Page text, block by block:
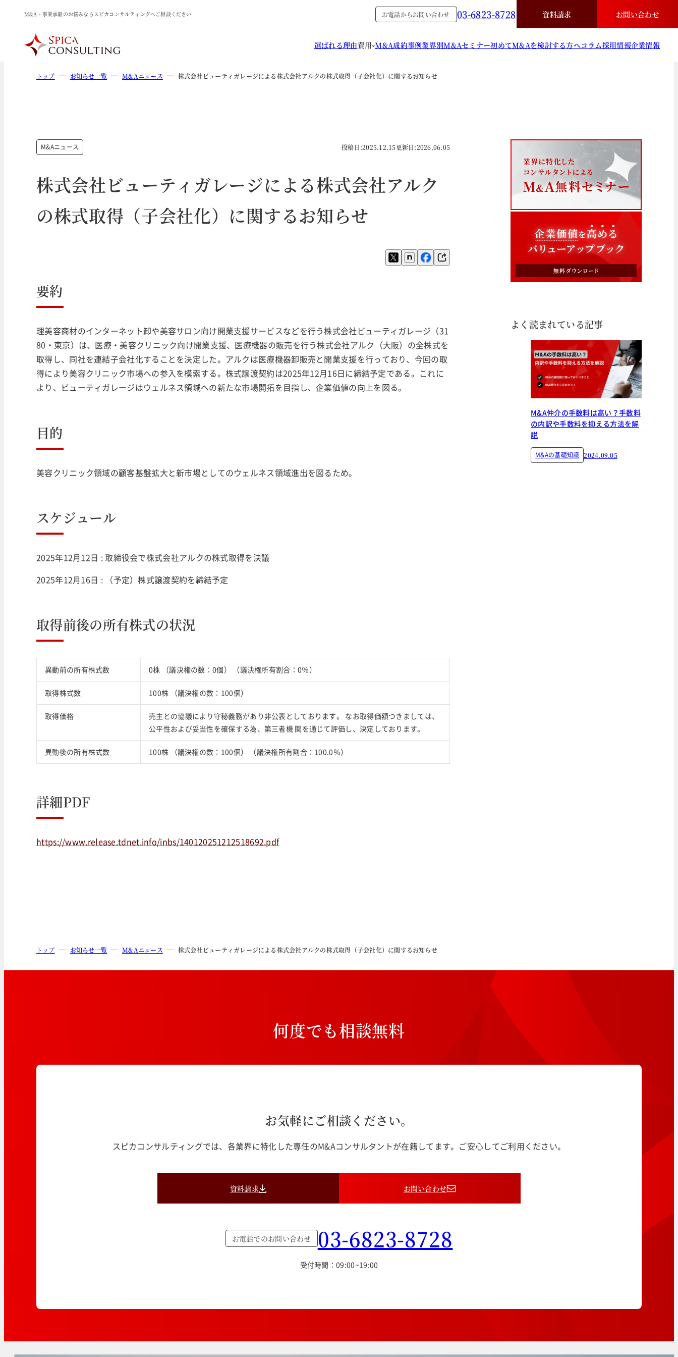
M&A・事業承継のお悩みならスピカコンサルティングへご相談ください お電話からお問い合わせ 03-6823-8728 資料請求 お問い合わせ
選ばれる理由費用 M&A成約事例業界別M&Aセミナー初めてM&Aを検討する方へコラム採用情報企業情報
トップ お知らせ一覧 M&Aニュース 株式会社ビューティガレージによる株式会社アルクの株式取得（子会社化）に関するお知らせ
M&Aニュース 投稿日:2025.12.15更新日:2026.06.05
株式会社ビューティガレージによる株式会社アルク
の株式取得（子会社化）に関するお知らせ
要約
理美容商材のインターネット卸や美容サロン向け開業支援サービスなどを行う株式会社ビューティガレージ（31
80・東京）は、医療・美容クリニック向け開業支援、医療機器の販売を行う株式会社アルク（大阪）の全株式を
取得し、同社を連結子会社化することを決定した。アルクは医療機器卸販売と開業支援を行っており、今回の取
得により美容クリニック市場への参入を模索する。株式譲渡契約は2025年12月16日に締結予定である。これに
より、ビューティガレージはウェルネス領域への新たな市場開拓を目指し、企業価値の向上を図る。
目的
美容クリニック領域の顧客基盤拡大と新市場としてのウェルネス領域進出を図るため。
スケジュール
2025年12月12日 : 取締役会で株式会社アルクの株式取得を決議
2025年12月16日 : （予定）株式譲渡契約を締結予定
取得前後の所有株式の状況
異動前の所有株式数 0株 （議決権の数：0個） （議決権所有割合：0％）
取得株式数 100株 （議決権の数：100個）
取得価格
売主との協議により守秘義務があり非公表としております。 なお取得価額つきましては、
公平性および妥当性を確保する為、第三者機 関を通じて評価し、決定しております。
異動後の所有株式数 100株 （議決権の数：100個） （議決権所有割合：100.0％）
詳細PDF
https://www.release.tdnet.info/inbs/140120251212518692.pdf
よく読まれている記事
M&A仲介の手数料は高い？手数料
の内訳や手数料を抑える方法を解
説
M&Aの基礎知識 2024.09.05
トップ お知らせ一覧 M&Aニュース 株式会社ビューティガレージによる株式会社アルクの株式取得（子会社化）に関するお知らせ
何度でも相談無料
お気軽にご相談ください。
スピカコンサルティングでは、各業界に特化した専任のM&Aコンサルタントが在籍してます。ご安心してご利用ください。
資料請求 お問い合わせ
お電話でのお問い合わせ 03-6823-8728
受付時間：09:00~19:00